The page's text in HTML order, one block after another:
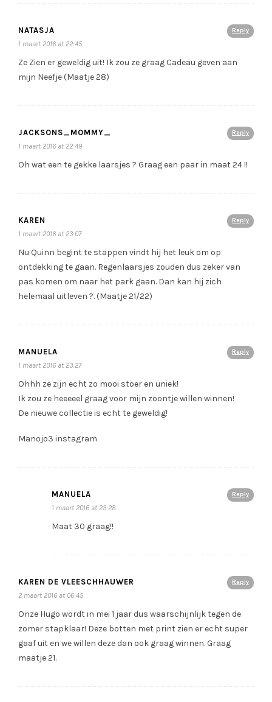
Reply
NATASJA
1 maart 2016 at 22:45
Ze Zien er geweldig uit! Ik zou ze graag Cadeau geven aan
mijn Neefje (Maatje 28)
Reply
JACKSONS_MOMMY_
1 maart 2016 at 22:49
Oh wat een te gekke laarsjes ? Graag een paar in maat 24 !!
Reply
KAREN
1 maart 2016 at 23:07
Nu Quinn begint te stappen vindt hij het leuk om op
ontdekking te gaan. Regenlaarsjes zouden dus zeker van
pas komen om naar het park gaan. Dan kan hij zich
helemaal uitleven ?. (Maatje 21/22)
Reply
MANUELA
1 maart 2016 at 23:27
Ohhh ze zijn echt zo mooi stoer en uniek!
Ik zou ze heeeeel graag voor mijn zoontje willen winnen!
De nieuwe collectie is echt te geweldig!
Manojo3 instagram
Reply
MANUELA
1 maart 2016 at 23:28
Maat 30 graag!!
Reply
KAREN DE VLEESCHHAUWER
2 maart 2016 at 06:45
Onze Hugo wordt in mei 1 jaar dus waarschijnlijk tegen de
zomer stapklaar! Deze botten met print zien er echt super
gaaf uit en we willen deze dan ook graag winnen. Graag
maatje 21.